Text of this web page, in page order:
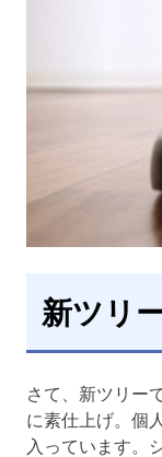
新ツリ
さて、新ツリー
に素仕上げ。個
入っています。